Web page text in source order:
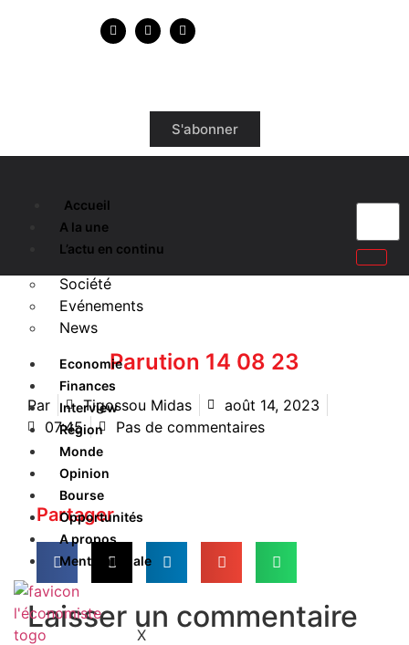
S'abonner
Accueil
A la une
L’actu en continu
Société
Evénements
News
Economie
Finances
Interview
Région
Monde
Opinion
Bourse
Opportunités
A propos
Mention légale
X
Parution 14 08 23
Par Tigossou Midas
août 14, 2023
07:45
Pas de commentaires
Partager
Laisser un commentaire